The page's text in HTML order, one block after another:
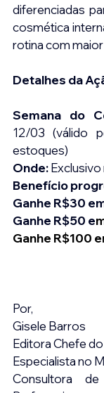
diferenciadas
cosmética
rotina com
Detalhes da
Semana do
12/03 (válido
estoques)
Onde:
Benefício
Ganhe R$30
Ganhe R$50 e
Ganhe R$100
Por,
Gisele Barros
Editora Chefe
Especialista no
Consultora de